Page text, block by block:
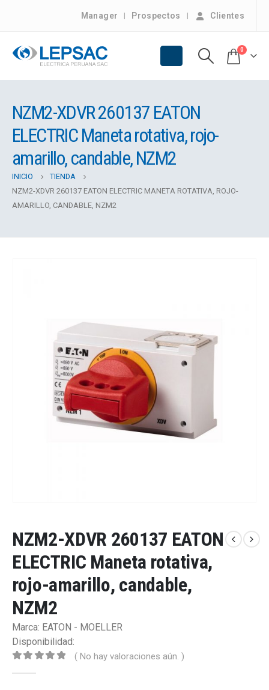
Manager Prospectos Clientes
0
NZM2-XDVR 260137 EATON
ELECTRIC Maneta rotativa, rojo-
amarillo, candable, NZM2
INICIO
TIENDA
NZM2-XDVR 260137 EATON ELECTRIC MANETA ROTATIVA, ROJO-
AMARILLO, CANDABLE, NZM2
NZM2-XDVR 260137 EATON
ELECTRIC Maneta rotativa,
rojo-amarillo, candable,
NZM2
Marca: EATON - MOELLER
Disponibilidad:
( No hay valoraciones aún. )